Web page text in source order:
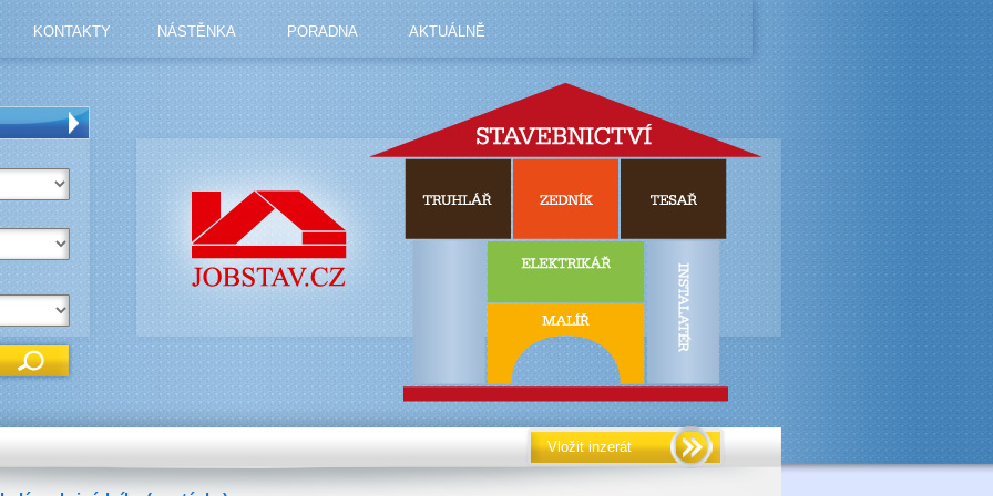
KONTAKTY NÁSTĚNKA PORADNA AKTUÁLNĚ
Vložit inzerát